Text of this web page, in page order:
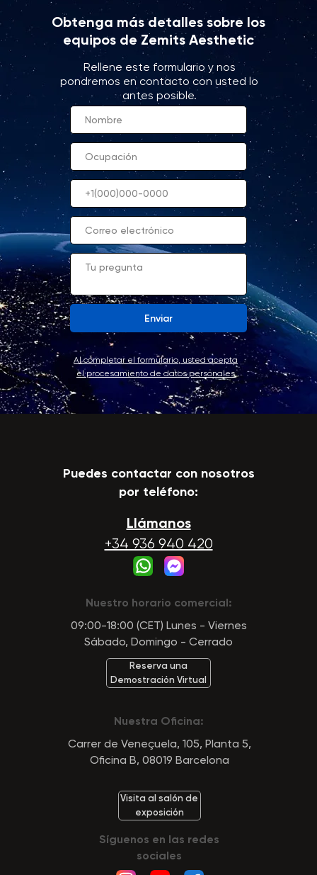
Obtenga más detalles sobre los
equipos de Zemits Aesthetic
Enviar
Rellene este formulario y nos
pondremos en contacto con usted lo
antes posible.
Al completar el formulario, usted acepta
el procesamiento de datos personales
Llámanos
+34 936 940 420
Puedes contactar con nosotros
por teléfono:
Nuestro horario comercial:
09:00-18:00 (CET) Lunes - Viernes
Sábado, Domingo - Cerrado
Nuestra Oficina:
Carrer de Veneçuela, 105, Planta 5,
Oficina B, 08019 Barcelona
Reserva una
Demostración Virtual
Visita al salón de
exposición
Síguenos en las redes
sociales